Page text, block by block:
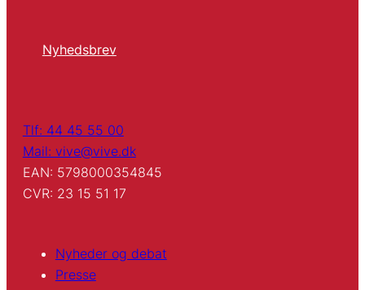
Nyhedsbrev
Tlf: 44 45 55 00
Mail: vive@vive.dk
EAN: 5798000354845
CVR: 23 15 51 17
Nyheder og debat
Presse